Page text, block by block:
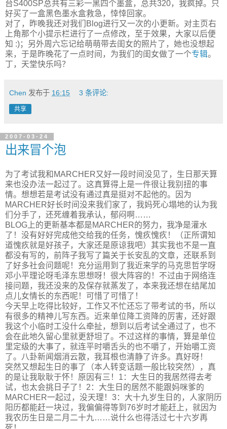
台S400SP总共有三彩一黑四个墨盒，总共320，我疯掉。只
好买了一盒黑色墨水盒救急，悻悻回家。
对了，昨晚我还对我们Blog进行又一次的小更新。对主页右
上角那个小提示栏进行了一点修改，至于效果，大家以后便
知 :)；另外周六忘记给萌萌带去闺女的照片了，她也没想起
来，于是昨晚花了一点时间，为我们的闺女做了一个专辑。
丁，天堂快乐吗？
Chen 发布于 16:15 3 条评论:
共享
2007-03-24
出来冒个泡
为了考试我和MARCHER又好一段时间没见了，生日那天算
来也没办法一起过了。这真算得上是一件很让我别扭的事
情。想想若是考试没有通过真是挺对不起他的。因为
MARCHER好长时间没来我们家了，我妈死心塌地的认为我
们分手了，还死缠着我承认，郁闷啊……
BLOG上的更新基本都是MARCHER的努力，我净是灌水
了！没有好好完成他交给我的任务，愧疚愧疚！（正所谓知
道愧疚就是好孩子，大家还是原谅我吧）其实我也不是一直
都没有写的，前阵子我写了篇关于长安乱的文章，还联系到
了好多社会问题呢！充分运用到了我近来学的马克思哲学呀
邓小平理论呀毛泽东思想呀！很大阵容的！不过由于网络连
接问题，我还没来的及保存就蒸发了，本来我还想在结尾加
点儿女情长的东西呢！可惜了可惜了！
今天早上吃得比较好，工作又不忙还忘了带考试的书，所以
有很多的精神儿写东西。近来单位降工资降的厉害，还好跟
我这个小临时工没什么牵扯，想到以后考试全通过了，也不
会在此地久留心里就更舒坦了。不过这样的事情，算是单位
里定级的大事了，就连平时嚼舌头的也不嚼了，开始嚼工资
了。八卦新闻烟消云散，我耳根也清静了许多。真好呀！
突然又想起生日的事了（本人转变话题一般比较突然），真
的是让我耿耿于怀！原因有三！1：大生日的我居然得去考
试，也太会挑日子了！2：大生日的居然不能跟妈咪爹的
MARCHER一起过，没天理！3：大十九岁生日的，人家阴历
阳历都能赶一块过，我偏偏得等到76岁时才能赶上，就因为
我农历生日是二月二十九……说什么也得活过七十六岁再